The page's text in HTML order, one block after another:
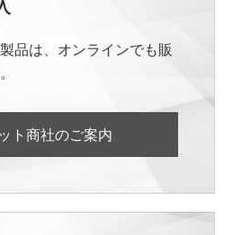
品は、オンラインでも販
ト商社のご案内